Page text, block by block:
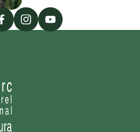
facebookinstagramyoutube